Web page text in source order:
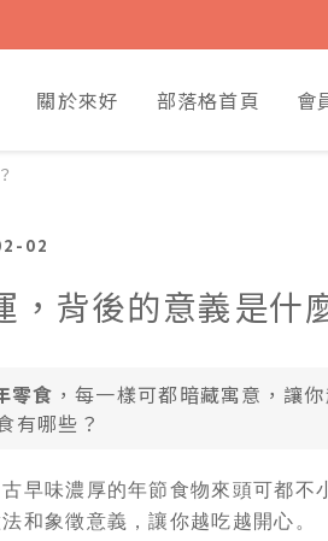
關於來好 部落格首頁 會
02
背後的意義是什
零食 ，每一樣可都暗藏寓意，讓
有哪些？
早味濃厚的年節食物來頭可都不
和象徵意義，讓你越吃越開心。